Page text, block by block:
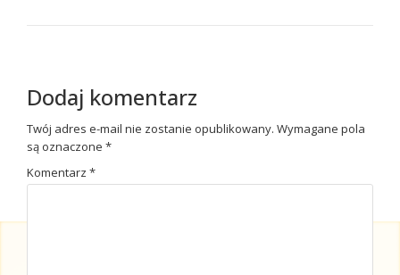
Dodaj komentarz
Twój adres e-mail nie zostanie opublikowany. Wymagane pola
są oznaczone *
Komentarz *